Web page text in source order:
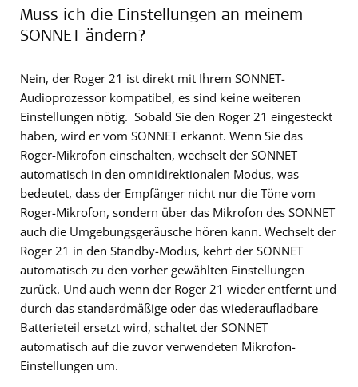
Muss ich die Einstellungen an meinem
SONNET ändern?
Nein, der Roger 21 ist direkt mit Ihrem SONNET-
Audioprozessor kompatibel, es sind keine weiteren
Einstellungen nötig. Sobald Sie den Roger 21 eingesteckt
haben, wird er vom SONNET erkannt. Wenn Sie das
Roger-Mikrofon einschalten, wechselt der SONNET
automatisch in den omnidirektionalen Modus, was
bedeutet, dass der Empfänger nicht nur die Töne vom
Roger-Mikrofon, sondern über das Mikrofon des SONNET
auch die Umgebungsgeräusche hören kann. Wechselt der
Roger 21 in den Standby-Modus, kehrt der SONNET
automatisch zu den vorher gewählten Einstellungen
zurück. Und auch wenn der Roger 21 wieder entfernt und
durch das standardmäßige oder das wiederaufladbare
Batterieteil ersetzt wird, schaltet der SONNET
automatisch auf die zuvor verwendeten Mikrofon-
Einstellungen um.